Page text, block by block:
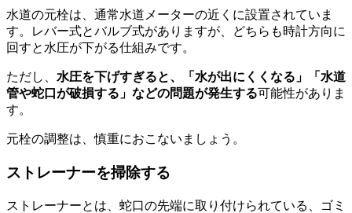
水道の元栓は、通常水道メーターの近くに設置されていま
す。レバー式とバルブ式がありますが、どちらも時計方向に
回すと水圧が下がる仕組みです。
ただし、 水圧を下げすぎると、「水が出にくくなる」「水道
管や蛇口が破損する」などの問題が発生する可能性がありま
す。
元栓の調整は、慎重におこないましょう。
ストレーナーを掃除する
ストレーナーとは、蛇口の先端に取り付けられている、ゴミ